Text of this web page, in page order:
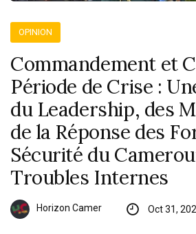
OPINION
Commandement et
Période de Crise :
du Leadership, des
de la Réponse des
Sécurité du
Troubles Internes
Horizon Camer Oct 31,